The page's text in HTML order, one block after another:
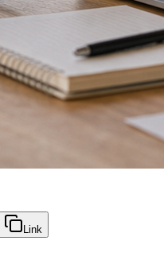
Link